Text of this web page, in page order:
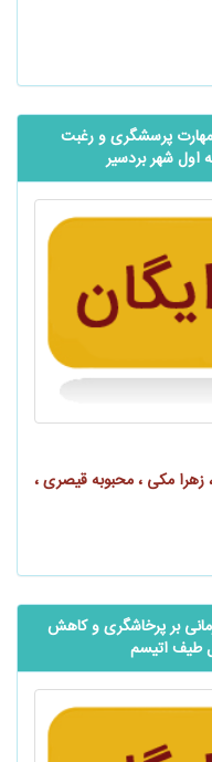
پرسشگری و رغبت
شهر بردسیر
، زهرا مکی ، محبوبه قیصری ،
بر پرخاشگری و کاهش
طیف اتیسم